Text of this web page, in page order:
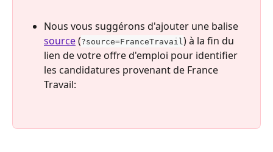
Nous vous suggérons d'ajouter une balise
source (?source=FranceTravail ) à la fin du
lien de votre offre d'emploi pour identifier
les candidatures provenant de France
Travail: